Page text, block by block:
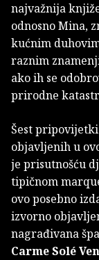
najvažnija
odnosno Mina,
kućnim
raznim
ako ih se
prirodne
Šest
objavljenih u
je prisutnošću
tipičnom
ovo posebno
izvorno
nagrađivana
Carme Solé